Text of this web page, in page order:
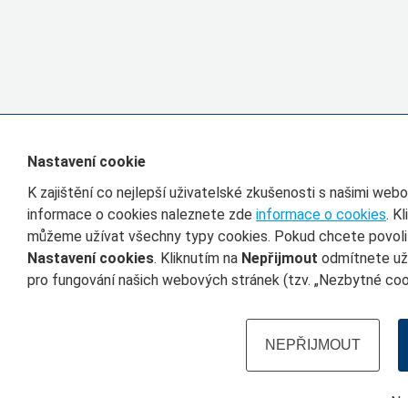
Nastavení cookie
K zajištění co nejlepší uživatelské zkušenosti s našimi
informace o cookies naleznete zde informace o cookies.
můžeme užívat všechny typy cookies. Pokud chcete
Nastavení cookies. Kliknutím na Nepřijmout odmítnete
pro fungování našich webových stránek (tzv. „Nezbytné
NEPŘIJMOUT